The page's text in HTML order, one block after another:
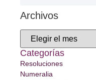
Archivos
Categorías
Resoluciones
Numeralia